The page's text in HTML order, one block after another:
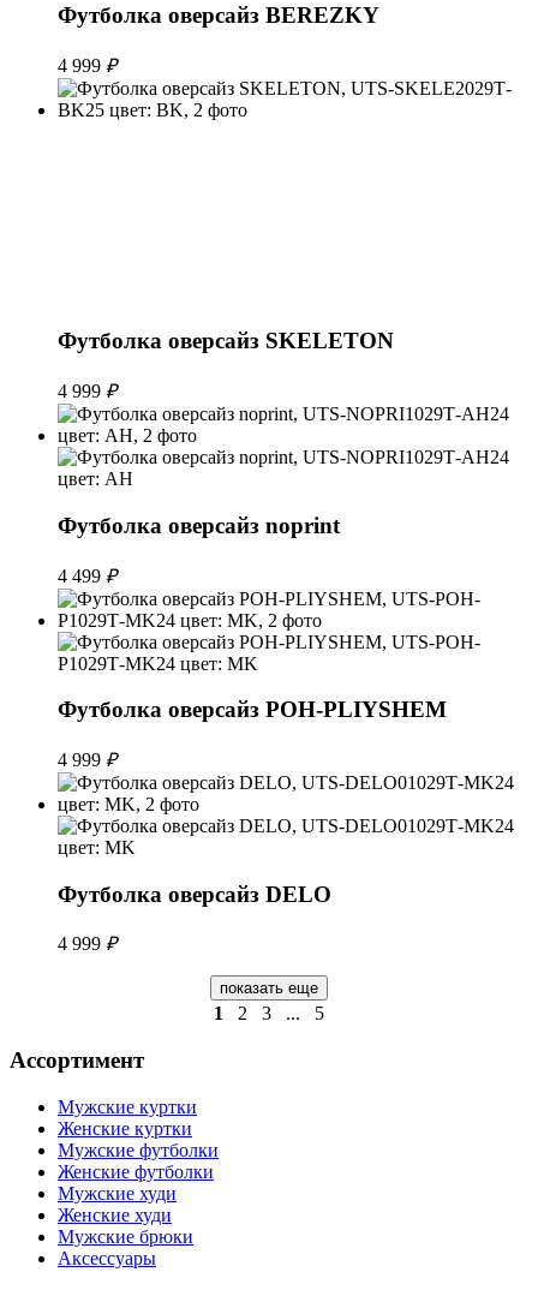
Футболка оверсайз BEREZKY
4 999 ₽
Футболка оверсайз SKELETON
4 999 ₽
Футболка оверсайз noprint
4 499 ₽
Футболка оверсайз POH-PLIYSHEM
4 999 ₽
Футболка оверсайз DELO
4 999 ₽
показать еще
1 2 3 ... 5
Ассортимент
Мужские куртки
Женские куртки
Мужские футболки
Женские футболки
Мужские худи
Женские худи
Мужские брюки
Аксессуары